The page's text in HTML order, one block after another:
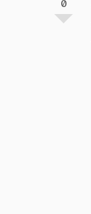
0